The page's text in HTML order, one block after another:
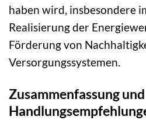
haben wird, insbesondere
Realisierung der
Förderung von
Versorgungssystemen.
Zusammenfassung und